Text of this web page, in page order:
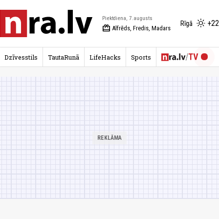
Piektdiena, 7.augusts
redeem Alfrēds, Fredis, Madars
Rīgā
Dzīvesstils TautaRunā LifeHacks Sports